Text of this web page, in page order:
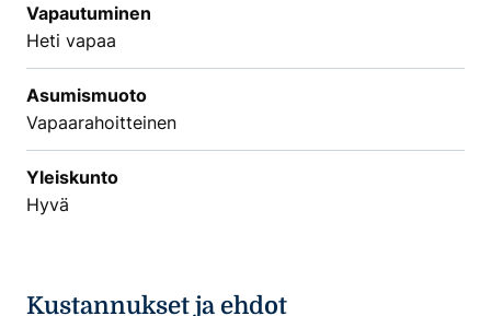
Vapautuminen
Heti vapaa
Asumismuoto
Vapaarahoitteinen
Yleiskunto
Hyvä
Kustannukset ja ehdot